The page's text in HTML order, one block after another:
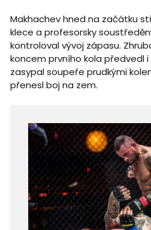
Makhachev hned na začátku
klece a profesorsky
kontroloval vývoj zápasu.
koncem prvního kola předvedl i
zasypal soupeře prudkými
přenesl boj na zem.